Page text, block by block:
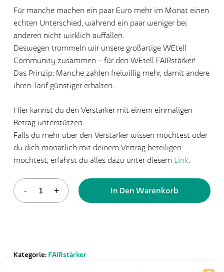
Go To Shop
Für manche machen ein paar Euro mehr im Monat einen
echten Unterschied, während ein paar weniger bei
anderen nicht wirklich auffallen.
Deswegen trommeln wir unsere großartige WEtell
Community zusammen – für den WEtell FAIRstärker!
Das Prinzip: Manche zahlen freiwillig mehr, damit andere
ihren Tarif günstiger erhalten.
Hier kannst du den Verstärker mit einem einmaligen
Betrag unterstützen.
Falls du mehr über den Verstärker wissen möchtest oder
du dich monatlich mit deinem Vertrag beteiligen
möchtest, erfährst du alles dazu unter diesem Link.
In Den Warenkorb
Kategorie: FAIRstärker